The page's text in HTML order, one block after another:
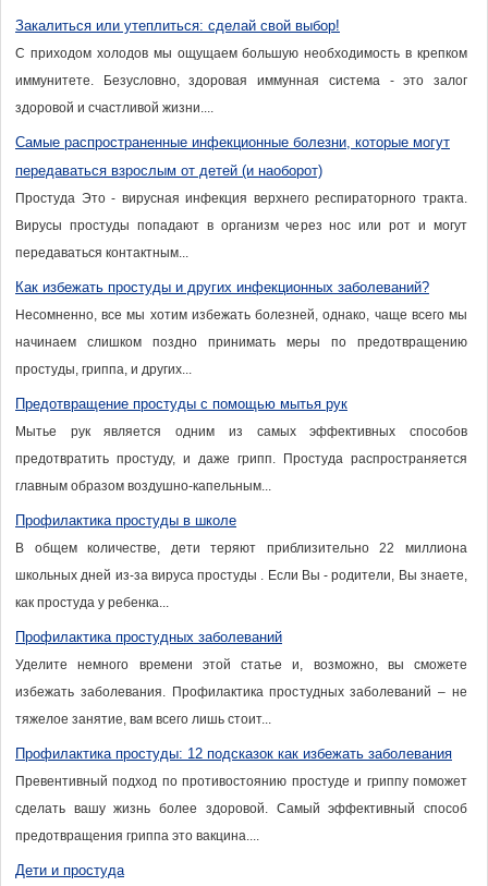
Закалиться или утеплиться: сделай свой выбор!
С приходом холодов мы ощущаем большую необходимость в крепком
иммунитете. Безусловно, здоровая иммунная система - это залог
здоровой и счастливой жизни....
Самые распространенные инфекционные болезни, которые могут
передаваться взрослым от детей (и наоборот)
Простуда Это - вирусная инфекция верхнего респираторного тракта.
Вирусы простуды попадают в организм через нос или рот и могут
передаваться контактным...
Как избежать простуды и других инфекционных заболеваний?
Несомненно, все мы хотим избежать болезней, однако, чаще всего мы
начинаем слишком поздно принимать меры по предотвращению
простуды, гриппа, и других...
Предотвращение простуды с помощью мытья рук
Мытье рук является одним из самых эффективных способов
предотвратить простуду, и даже грипп. Простуда распространяется
главным образом воздушно-капельным...
Профилактика простуды в школе
В общем количестве, дети теряют приблизительно 22 миллиона
школьных дней из-за вируса простуды . Если Вы - родители, Вы знаете,
как простуда у ребенка...
Профилактика простудных заболеваний
Уделите немного времени этой статье и, возможно, вы сможете
избежать заболевания. Профилактика простудных заболеваний – не
тяжелое занятие, вам всего лишь стоит...
Профилактика простуды: 12 подсказок как избежать заболевания
Превентивный подход по противостоянию простуде и гриппу поможет
сделать вашу жизнь более здоровой. Самый эффективный способ
предотвращения гриппа это вакцина....
Дети и простуда